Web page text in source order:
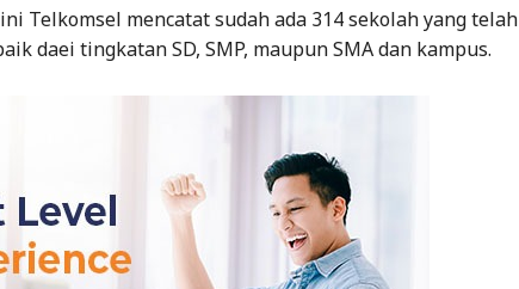
Telkomsel mencatat sudah ada 314 sekolah yang telah
daei tingkatan SD, SMP, maupun SMA dan kampus.